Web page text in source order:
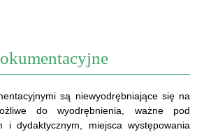
są niewyodrębniające się na
do wyodrębnienia, ważne pod
i dydaktycznym, miejsca występowania